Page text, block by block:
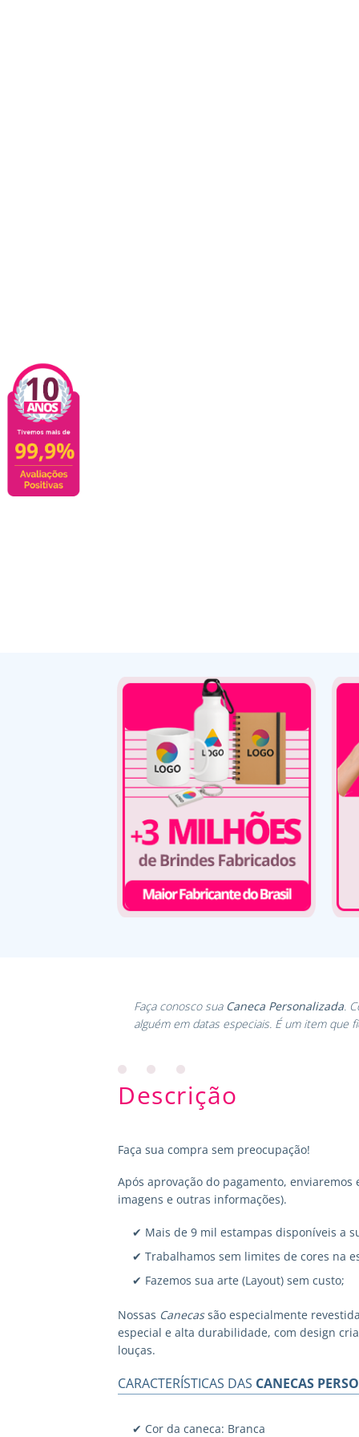
Faça conosco sua Caneca Personalizada.
alguém em datas especiais. É um item que
Descrição
Faça sua compra sem preocupação!
Após aprovação do pagamento,
imagens e outras informações).
✔ Mais de 9 mil estampas disponíveis a
✔ Trabalhamos sem limites de cores na
✔ Fazemos sua arte (Layout) sem custo;
Nossas Canecassão especialmente
especial e alta durabilidade, com design
louças.
CARACTERÍSTICAS DAS CANECAS
✔ Cor da caneca: Branca